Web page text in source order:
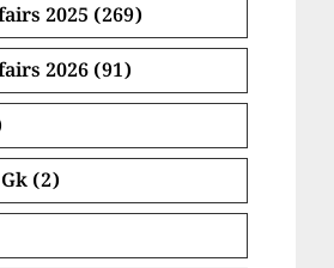
2025 (269)
2026 (91)
(2)